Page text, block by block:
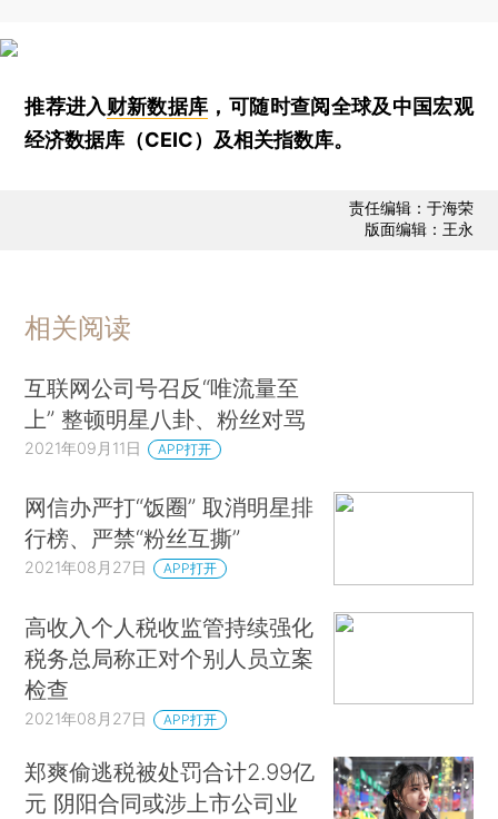
推荐进入财新数据库 ，可随时查阅全球及中国宏观
经济数据库（CEIC）及相关指数库。
责任编辑：于海荣
版面编辑：王永
相关阅读
互联网公司号召反“唯流量至
上” 整顿明星八卦、粉丝对骂
2021年09月11日 APP打开
网信办严打“饭圈” 取消明星排
行榜、严禁“粉丝互撕”
2021年08月27日 APP打开
高收入个人税收监管持续强化
税务总局称正对个别人员立案
检查
2021年08月27日 APP打开
郑爽偷逃税被处罚合计2.99亿
元 阴阳合同或涉上市公司业